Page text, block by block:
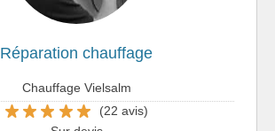
Réparation chauffage
Chauffage Vielsalm
(22 avis)